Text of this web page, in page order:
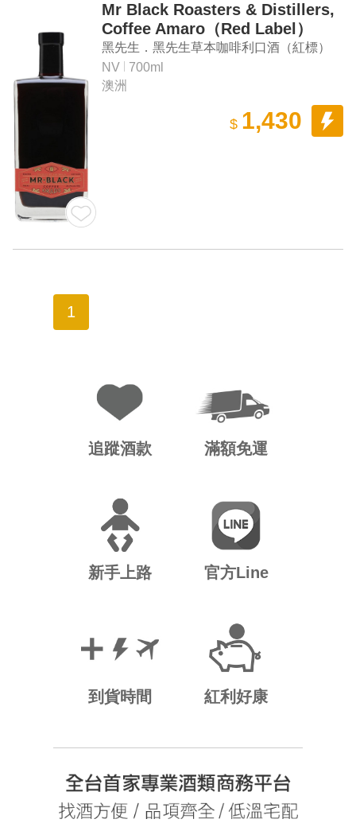
Mr Black Roasters & Distillers,
Coffee Amaro（Red Label）
黑先生．黑先生草本咖啡利口酒（紅標）
NV
700ml
澳洲
$ 1,430
1
追蹤酒款 滿額免運
新手上路 官方Line
到貨時間 紅利好康